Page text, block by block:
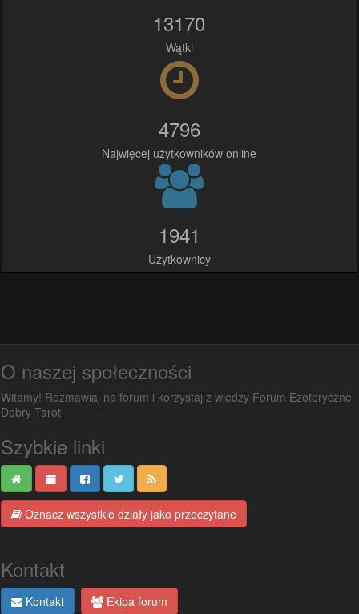
13170
Wątki
4796
Najwięcej użytkowników online
1941
Użytkownicy
O naszej społeczności
Witamy! Rozmawiaj na forum i korzystaj z wiedzy Forum Ezoteryczne
Dobry Tarot
Szybkie linki
Oznacz wszystkie działy jako przeczytane
Kontakt
Kontakt Ekipa forum